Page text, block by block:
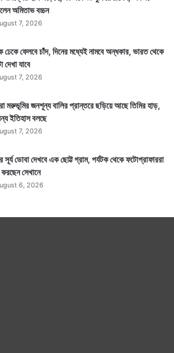
অমিতাভ বচ্চন
7, 2026
ঢেকে ফেলবে চাঁদ, দিনের মধ্যেই নামবে অন্ধকার, ভারত থেকে
দেখা যাবে
7, 2026
মরুভূমির জনশূন্য বালির প্রান্তরে ছড়িয়ে আছে তিমির হাড়,
ইতিহাস বলছে
7, 2026
সূর্য ডোবা দেখবে এক ছোট্ট গ্রাম, পর্যটক থেকে ফটোগ্রাফাররা
সেখানে
6, 2026